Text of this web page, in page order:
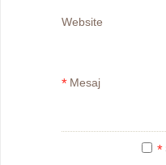
Website
* Mesaj
*